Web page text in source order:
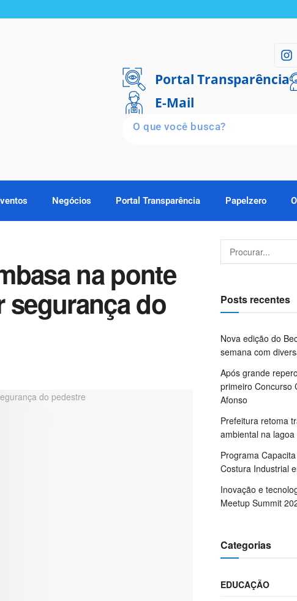
Portal Transparência
E-Mail
Negócios Portal Transparência Papelzero
na ponte
segurança do
Posts recentes
Nova edição do
semana com
Após grande
primeiro Concurso
Afonso
Prefeitura retoma
ambiental na
Programa
Costura Industrial
Inovação e
Meetup Summit
Categorias
EDUCAÇÃO